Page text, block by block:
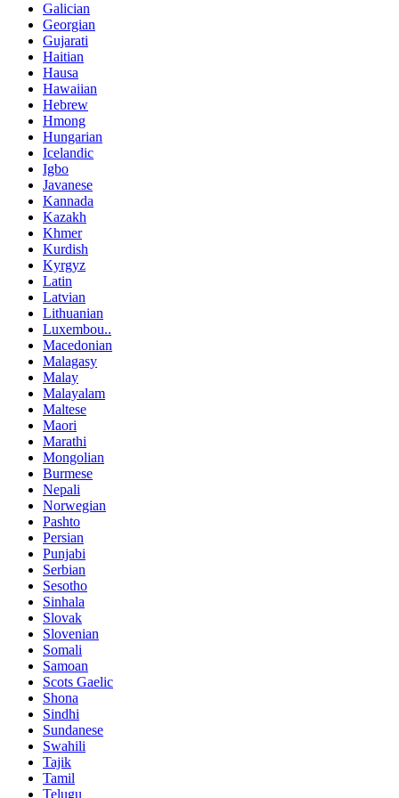
Galician
Georgian
Gujarati
Haitian
Hausa
Hawaiian
Hebrew
Hmong
Hungarian
Icelandic
Igbo
Javanese
Kannada
Kazakh
Khmer
Kurdish
Kyrgyz
Latin
Latvian
Lithuanian
Luxembou..
Macedonian
Malagasy
Malay
Malayalam
Maltese
Maori
Marathi
Mongolian
Burmese
Nepali
Norwegian
Pashto
Persian
Punjabi
Serbian
Sesotho
Sinhala
Slovak
Slovenian
Somali
Samoan
Scots Gaelic
Shona
Sindhi
Sundanese
Swahili
Tajik
Tamil
Telugu